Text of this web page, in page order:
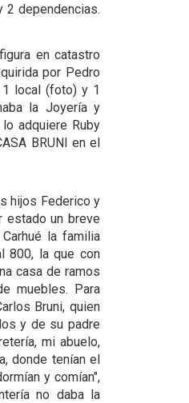
2 dependencias.
en catastro
por Pedro
1 local (foto) y 1
la Joyería y
adquiere Ruby
BRUNI en el
hijos Federico y
estado un breve
la familia
800, la que con
casa de ramos
muebles. Para
Bruni, quien
y de su padre
mi abuelo,
donde tenían el
y comían",
no daba la